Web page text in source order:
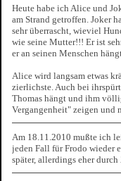
Heute habe ich Alice und
am Strand getroffen. Joker
sehr überrascht, wieviel
wie seine Mutter!!! Er ist
er an seinen Menschen
Alice wird langsam etwas
zierlichste. Auch bei
Thomas hängt und ihm
Vergangenheit" zeigen und
Am 18.11.2010 mußte ich
jeden Fall für Frodo wieder
später, allerdings eher